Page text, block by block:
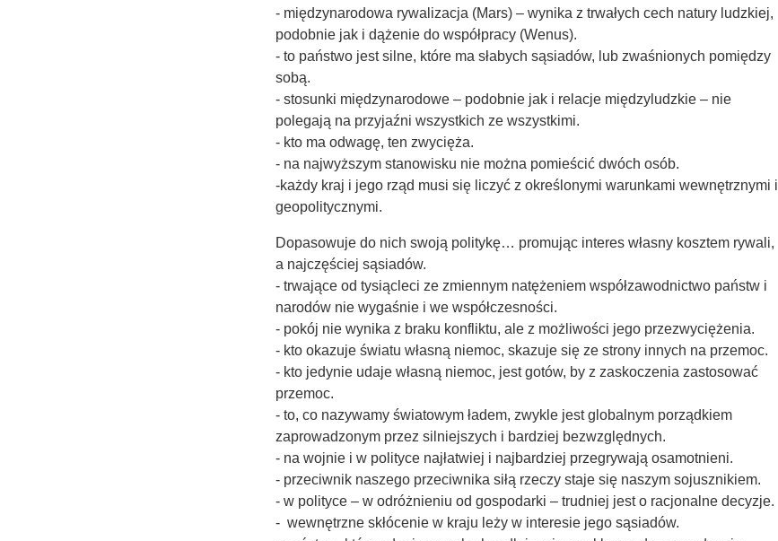
- międzynarodowa rywalizacja (Mars) – wynika z trwałych cech natury ludzkiej,
podobnie jak i dążenie do współpracy (Wenus).
- to państwo jest silne, które ma słabych sąsiadów, lub zwaśnionych pomiędzy
sobą.
- stosunki międzynarodowe – podobnie jak i relacje międzyludzkie – nie
polegają na przyjaźni wszystkich ze wszystkimi.
- kto ma odwagę, ten zwycięża.
- na najwyższym stanowisku nie można pomieścić dwóch osób.
-każdy kraj i jego rząd musi się liczyć z określonymi warunkami wewnętrznymi i
geopolitycznymi.
Dopasowuje do nich swoją politykę… promując interes własny kosztem rywali,
a najczęściej sąsiadów.
- trwające od tysiącleci ze zmiennym natężeniem współzawodnictwo państw i
narodów nie wygaśnie i we współczesności.
- pokój nie wynika z braku konfliktu, ale z możliwości jego przezwyciężenia.
- kto okazuje światu własną niemoc, skazuje się ze strony innych na przemoc.
- kto jedynie udaje własną niemoc, jest gotów, by z zaskoczenia zastosować
przemoc.
- to, co nazywamy światowym ładem, zwykle jest globalnym porządkiem
zaprowadzonym przez silniejszych i bardziej bezwzględnych.
- na wojnie i w polityce najłatwiej i najbardziej przegrywają osamotnieni.
- przeciwnik naszego przeciwnika siłą rzeczy staje się naszym sojusznikiem.
- w polityce – w odróżnieniu od gospodarki – trudniej jest o racjonalne decyzje.
- wewnętrzne skłócenie w kraju leży w interesie jego sąsiadów.